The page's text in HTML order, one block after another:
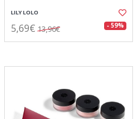
LILY LOLO
5,69€ 13,96€ - 59%